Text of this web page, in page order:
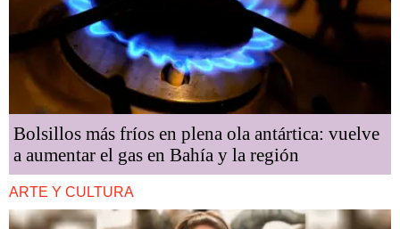
Bolsillos más fríos en plena ola antártica: vuelve
a aumentar el gas en Bahía y la región
ARTE Y CULTURA